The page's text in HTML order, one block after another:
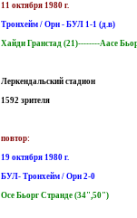
11 октября 1980 г.
Тронхейм / Орн - БУЛ 1-1 (д.в)
Хайди Гранстад (21)--------Аасе
Леркендальский стадион
1592 зрителя
повтор:
19 октября 1980 г.
БУЛ- Тронхейм / Орн 2-0
Осе Бьорг Странде (34",50")